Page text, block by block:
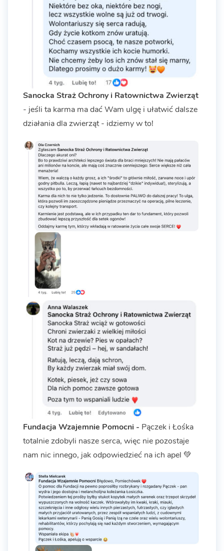
Sanocka Straż Ochrony i Ratownictwa Zwierząt
- jeśli ta karma ma dać Wam ulgę i ułatwić dalsze
działania dla zwierząt - idziemy w to!
Fundacja Wzajemnie Pomocni - Pączek i Łośka
totalnie zdobyli nasze serca, więc nie pozostaje
nam nic innego, jak odpowiedzieć na ich apel 💚